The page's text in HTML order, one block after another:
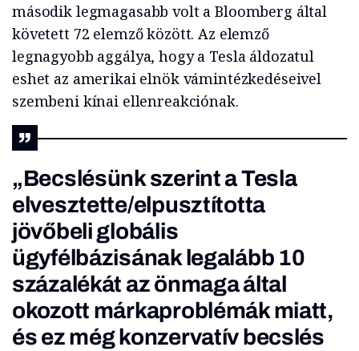
második legmagasabb volt a Bloomberg által
követett 72 elemző között. Az elemző
legnagyobb aggálya, hogy a Tesla áldozatul
eshet az amerikai elnök vámintézkedéseivel
szembeni kínai ellenreakciónak.
„Becslésünk szerint a Tesla
elvesztette/elpusztította
jövőbeli globális
ügyfélbázisának legalább 10
százalékát az önmaga által
okozott márkaproblémák miatt,
és ez még konzervatív becslés